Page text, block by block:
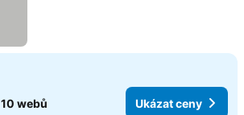
10 webů Ukázat ceny